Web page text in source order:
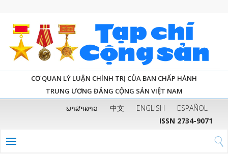
CƠ QUAN LÝ LUẬN CHÍNH TRỊ CỦA BAN CHẤP HÀNH
TRUNG ƯƠNG ĐẢNG CỘNG SẢN VIỆT NAM
ພາສາລາວ 中文 ENGLISH
ESPAÑOL
ISSN 2734-9071